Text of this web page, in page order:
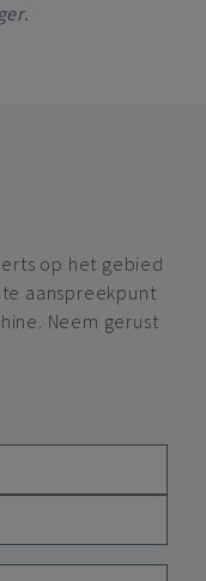
op het gebied
aanspreekpunt
Neem gerust